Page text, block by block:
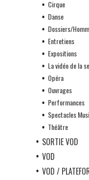
Cirque
Danse
Dossiers/
Entretiens
Expositions
La vidéo de la
Opéra
Ouvrages
Performances
Spectacles
Théâtre
SORTIE VOD
VOD
VOD /